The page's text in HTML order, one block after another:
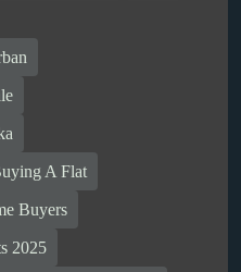
A Flat
Buyers
2025